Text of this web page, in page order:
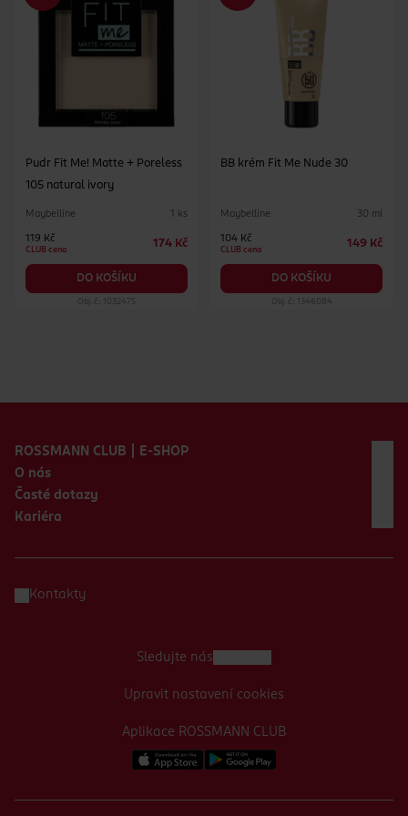
Pudr Fit Me! Matte + Poreless
105 natural ivory
Maybelline 1 ks
119 Kč
CLUB cena
174 Kč
DO KOŠÍKU
Obj. č.: 1032475
BB krém Fit Me Nude 30
Maybelline 30 ml
104 Kč
CLUB cena
149 Kč
DO KOŠÍKU
Obj. č.: 1346084
ROSSMANN CLUB | E-SHOP
O nás
Časté dotazy
Kariéra
Kontakty
Aplikace ROSSMANN CLUB
Sledujte nás
Upravit nastavení cookies